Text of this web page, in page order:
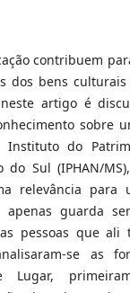
contribuem
dos bens
artigo é
sobre
Instituto do
do Sul (IPHAN/
relevância para
apenas guarda
pessoas que ali
se as